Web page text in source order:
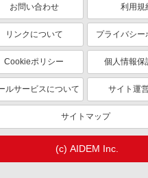
ミドル（40代
あり
車通勤OK
社会保険あり
実績あり
お問い合わせ 利用規
リンクについて プライバシー
Cookieポリシー 個人情報保
ルサービスについて サイト運
サイトマップ
(c) AIDEM Inc.